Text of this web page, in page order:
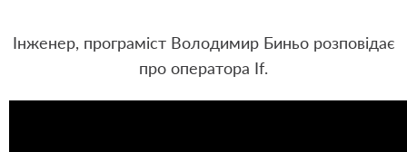
Інженер, програміст Володимир Биньо розповідає
про оператора If.